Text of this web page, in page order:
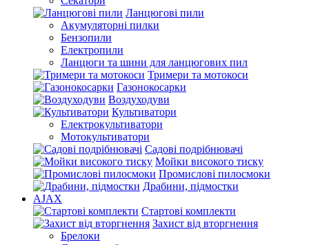
Ланцюгові пили
Акумуляторні пилки
Бензопили
Електропили
Ланцюги та шини для ланцюгових пил
Тримери та мотокоси
Газонокосарки
Воздуходуви
Культиватори
Електрокультиватори
Мотокультиватори
Садові подрібнювачі
Мойки високого тиску
Промислові пилосмоки
Драбини, підмостки
AJAX
Стартові комплекти
Захист від вторгнення
Брелоки